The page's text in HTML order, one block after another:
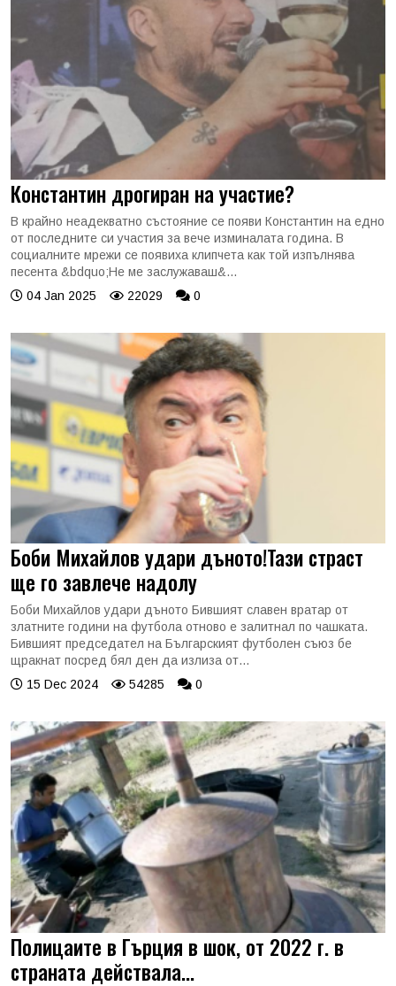
Константин дрогиран на участие?
В крайно неадекватно състояние се появи Константин на едно
от последните си участия за вече изминалата година. В
социалните мрежи се появиха клипчета как той изпълнява
песента &bdquo;Не ме заслужаваш&...
04 Jan 2025
22029 0
Боби Михайлов удари дъното!Тази страст
ще го завлече надолу
Боби Михайлов удари дъното Бившият славен вратар от
златните години на футбола отново е залитнал по чашката.
Бившият председател на Българският футболен съюз бе
щракнат посред бял ден да излиза от...
15 Dec 2024
54285 0
Полицаите в Гърция в шок, от 2022 г. в
страната действала...